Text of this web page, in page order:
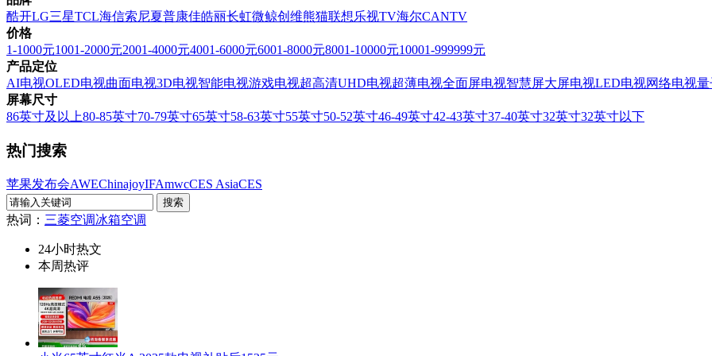
酷开LG三星TCL海信索尼夏普康佳皓丽长虹微鲸创维熊猫联想乐视TV海尔CANTV
价格
1-1000元1001-2000元2001-4000元4001-6000元6001-8000元8001-10000元10001-999999元
产品定位
AI电视OLED电视曲面电视3D电视智能电视游戏电视超高清UHD电视超薄电视全面屏电视智慧屏大屏电视LED电视网络电视量
屏幕尺寸
86英寸及以上80-85英寸70-79英寸65英寸58-63英寸55英寸50-52英寸46-49英寸42-43英寸37-40英寸32英寸32英寸以下
热门搜索
苹果发布会AWEChinajoyIFAmwcCES AsiaCES
热词： 三菱空调冰箱空调
24小时热文
本周热评